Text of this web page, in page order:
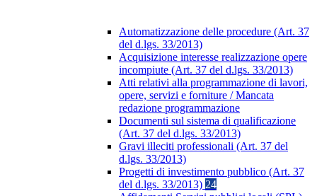
Automatizzazione delle procedure (Art. 37
del d.lgs. 33/2013)
Acquisizione interesse realizzazione opere
incompiute (Art. 37 del d.lgs. 33/2013)
Atti relativi alla programmazione di lavori,
opere, servizi e forniture / Mancata
redazione programmazione
Documenti sul sistema di qualificazione
(Art. 37 del d.lgs. 33/2013)
Gravi illeciti professionali (Art. 37 del
d.lgs. 33/2013)
Progetti di investimento pubblico (Art. 37
del d.lgs. 33/2013) 24